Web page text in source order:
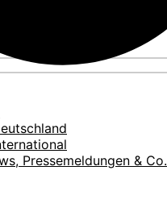
Pressemeldungen & Co.